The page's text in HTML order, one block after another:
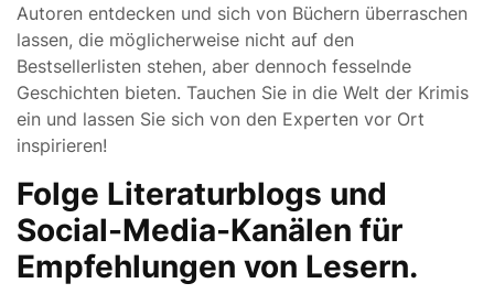
Autoren entdecken und sich von Büchern überraschen
lassen, die möglicherweise nicht auf den
Bestsellerlisten stehen, aber dennoch fesselnde
Geschichten bieten. Tauchen Sie in die Welt der Krimis
ein und lassen Sie sich von den Experten vor Ort
inspirieren!
Folge Literaturblogs und
Social-Media-Kanälen für
Empfehlungen von Lesern.